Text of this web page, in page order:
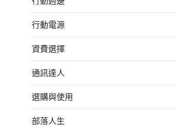
行動電源
資費選擇
通訊達人
選購與使用
部落人生